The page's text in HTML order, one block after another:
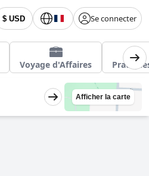
$ USD Se connecter
Voyage d'Affaires
Afficher la carte